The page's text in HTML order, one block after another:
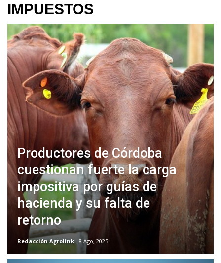
IMPUESTOS
Productores de Córdoba
cuestionan fuerte la carga
impositiva por guías de
hacienda y su falta de
retorno
Redacción Agrolink - 8 Ago, 2025